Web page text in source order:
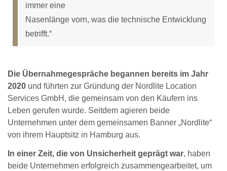
immer eine
Nasenlänge vorn, was die technische Entwicklung
betrifft.“
Die Übernahmegespräche begannen bereits im Jahr
2020 und führten zur Gründung der Nordlite Location
Services GmbH, die gemeinsam von den Käufern ins
Leben gerufen wurde. Seitdem agieren beide
Unternehmen unter dem gemeinsamen Banner „Nordlite“
von ihrem Hauptsitz in Hamburg aus.
In einer Zeit, die von Unsicherheit geprägt war, haben
beide Unternehmen erfolgreich zusammengearbeitet, um